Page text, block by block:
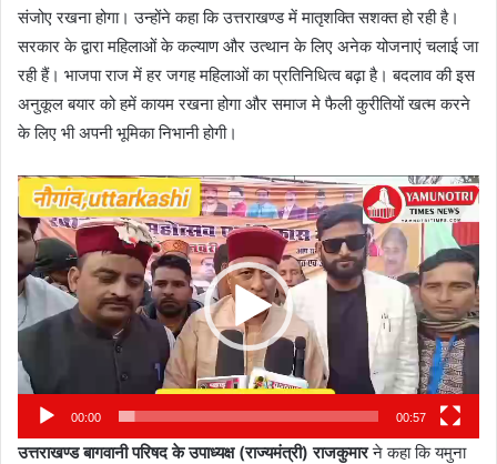
संजोए रखना होगा। उन्होंने कहा कि उत्तराखण्ड में मातृशक्ति सशक्त हो रही है।
सरकार के द्वारा महिलाओं के कल्याण और उत्थान के लिए अनेक योजनाएं चलाई जा
रही हैं। भाजपा राज में हर जगह महिलाओं का प्रतिनिधित्व बढ़ा है। बदलाव की इस
अनुकूल बयार को हमें कायम रखना होगा और समाज मे फैली कुरीतियों खत्म करने
के लिए भी अपनी भूमिका निभानी होगी।
Video
Player
00:00 00:57
उत्तराखण्ड बागवानी परिषद के उपाध्यक्ष (राज्यमंत्री) राजकुमारने कहा कि यमुना